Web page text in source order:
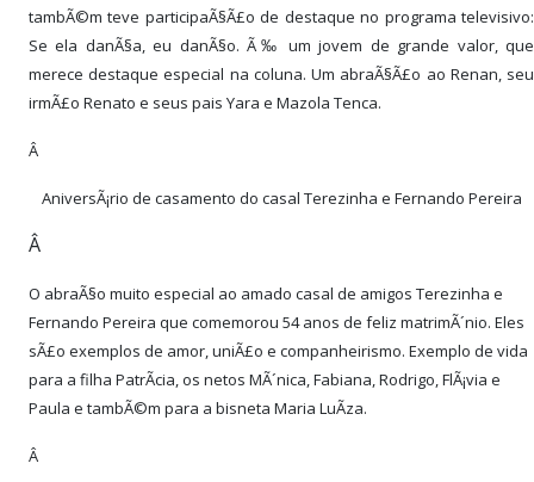
tambÃ©m teve participaÃ§Ã£o de destaque no programa televisivo:
Se ela danÃ§a, eu danÃ§o. Ã‰ um jovem de grande valor, que
merece destaque especial na coluna. Um abraÃ§Ã£o ao Renan, seu
irmÃ£o Renato e seus pais Yara e Mazola Tenca.
Â
AniversÃ¡rio de casamento do casal Terezinha e Fernando Pereira
Â
O abraÃ§o muito especial ao amado casal de amigos Terezinha e
Fernando Pereira que comemorou 54 anos de feliz matrimÃ´nio. Eles
sÃ£o exemplos de amor, uniÃ£o e companheirismo. Exemplo de vida
para a filha PatrÃ­cia, os netos MÃ´nica, Fabiana, Rodrigo, FlÃ¡via e
Paula e tambÃ©m para a bisneta Maria LuÃ­za.
Â